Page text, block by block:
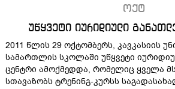
ოქტ
უწყვეტი იურიდიული
2011 წლის 29 ოქტომბერს, კავკასიის
სამართლის სკოლაში უწყვეტი
ცენტრი ამოქმედდა, რომელიც ყველა
სთავაზობს ტრენინგ-კურსს